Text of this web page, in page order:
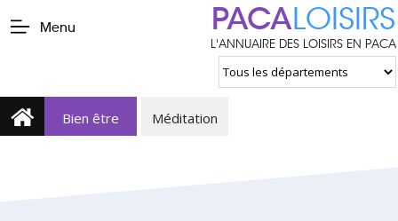
Menu PACALOISIRS
L'ANNUAIRE DES LOISIRS EN PACA
Bien être Méditation